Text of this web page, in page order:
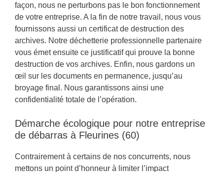
façon, nous ne perturbons pas le bon fonctionnement
de votre entreprise. A la fin de notre travail, nous vous
fournissons aussi un certificat de destruction des
archives. Notre déchetterie professionnelle partenaire
vous émet ensuite ce justificatif qui prouve la bonne
destruction de vos archives. Enfin, nous gardons un
œil sur les documents en permanence, jusqu’au
broyage final. Nous garantissons ainsi une
confidentialité totale de l’opération.
Démarche écologique pour notre entreprise
de débarras à Fleurines (60)
Contrairement à certains de nos concurrents, nous
mettons un point d’honneur à limiter l’impact